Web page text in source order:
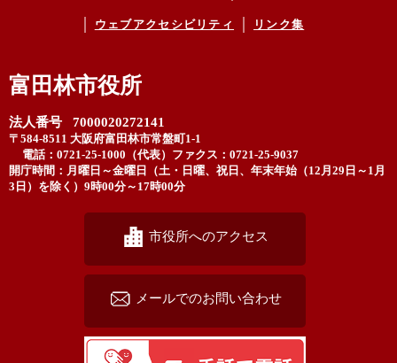
ウェブアクセシビリティ リンク集
富田林市役所
法人番号 7000020272141
〒584-8511 大阪府富田林市常盤町1-1
電話：0721-25-1000（代表） ファクス：0721-25-9037
開庁時間：月曜日～金曜日（土・日曜、祝日、年末年始（12月29日～1月
3日）を除く）9時00分～17時00分
市役所へのアクセス
メールでのお問い合わせ